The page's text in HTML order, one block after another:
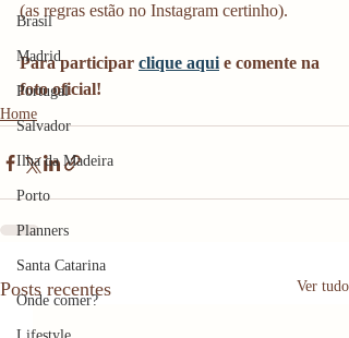
Brasil
Madrid
Portugal
Salvador
Ilha da Madeira
Porto
Planners
Santa Catarina
Onde comer?
(as regras estão no Instagram certinho).
Para participar clique aqui e comente na
foto oficial!
Home
Posts recentes Ver tudo